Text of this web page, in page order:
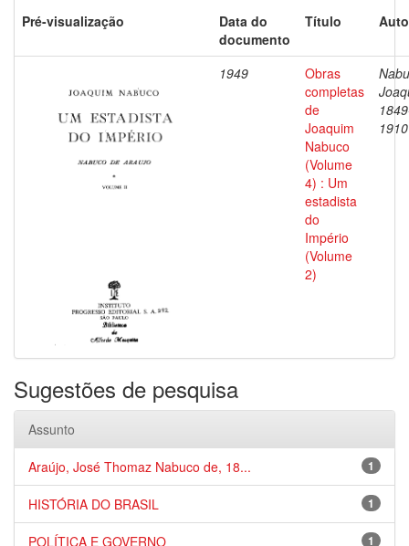
Pré-visualização
Data do
documento
Título
1949
Obras
completas
de
Joaquim
Nabuco
(Volume
4) : Um
estadista
do
Império
(Volume
2)
1910
Sugestões de pesquisa
Assunto
1
Araújo, José Thomaz Nabuco de, 18...
1
HISTÓRIA DO BRASIL
1
POLÍTICA E GOVERNO